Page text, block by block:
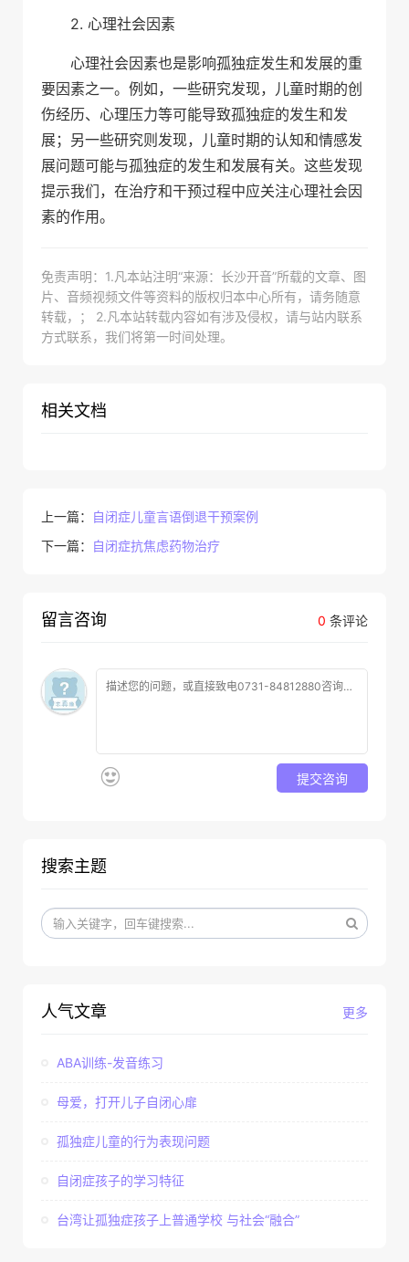
2. 心理社会因素
心理社会因素也是影响孤独症发生和发展的重
要因素之一。例如，一些研究发现，儿童时期的创
伤经历、心理压力等可能导致孤独症的发生和发
展；另一些研究则发现，儿童时期的认知和情感发
展问题可能与孤独症的发生和发展有关。这些发现
提示我们，在治疗和干预过程中应关注心理社会因
素的作用。
免责声明：1.凡本站注明“来源：长沙开音”所载的文章、图
片、音频视频文件等资料的版权归本中心所有，请务随意
转载，； 2.凡本站转载内容如有涉及侵权，请与站内联系
方式联系，我们将第一时间处理。
相关文档
上一篇：
自闭症儿童言语倒退干预案例
下一篇：
自闭症抗焦虑药物治疗
0 条评论
留言咨询
提交咨询
搜索主题
更多
人气文章
ABA训练-发音练习
母爱，打开儿子自闭心扉
孤独症儿童的行为表现问题
自闭症孩子的学习特征
台湾让孤独症孩子上普通学校 与社会“融合”